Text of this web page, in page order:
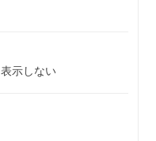
表示しない